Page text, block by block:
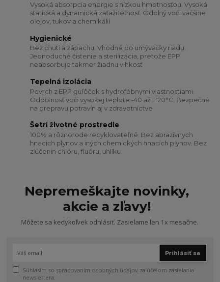
Vysoká absorpcia energie s nízkou hmotnosťou. Vysoká
statická a dynamická zaťažiteľnosť. Odolný voči väčšine
olejov, tukov a chemikálií
Hygienické
Bez chuti a zápachu. Vhodné do umývačky riadu.
Jednoduché čistenie a sterilizácia, pretože EPP
neabsorbuje takmer žiadnu vlhkosť
Tepelná izolácia
Povrch z EPP guľôčok s hydrofóbnymi vlastnostiami.
Oddolnosť voči vysokej teplote -40 až +120°C. Bezpečné
na prepravu potravín aj v zdravotníctve
Šetrí životné prostredie
100% a rôznorode recyklovateľné. Bez abrazívnych
hnacích plynov a iných chemických hnacích plynov. Bez
zlúčenin chlóru, fluóru, uhlíku
Nepremeškajte novinky,
akcie a zľavy!
Môžete sa kedykoľvek odhlásiť. Zasielame len 1x mesačne.
Prihlásiť sa
Súhlasím so spracovaním osobných údajov za účelom zasielania
newslettera.